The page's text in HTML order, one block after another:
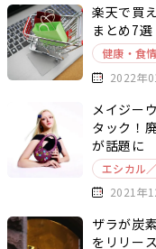
楽天で買
まとめ7選
健康・食
2022年
メイジー
タック！
が話題に
エシカル
2021年
ザラが炭
をリリー